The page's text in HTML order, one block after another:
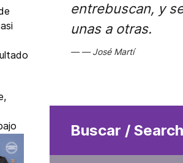
entrebuscan, y
unas a otras.
José Martí
Buscar / Search